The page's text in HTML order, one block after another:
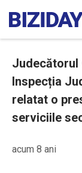
Judecătorul
Inspecția
relatat o
serviciile
acum 8 ani